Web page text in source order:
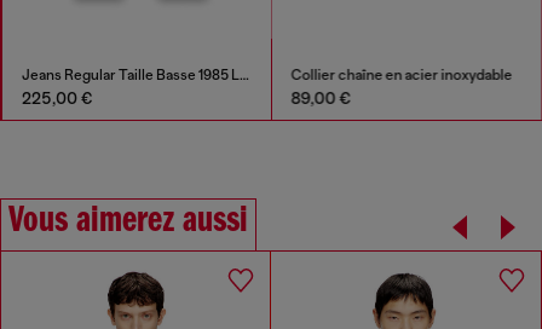
Jeans Regular Taille Basse 1985 Larkee
225,00 €
Collier chaîne en acier inoxydable
89,00 €
Vous aimerez aussi